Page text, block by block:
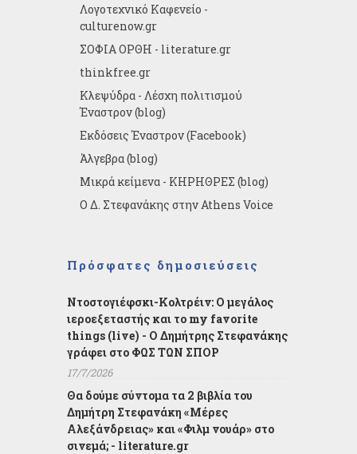
Λογοτεχνικό Καφενείο -
culturenow.gr
ΣΟΦΙΑ ΟΡΘΗ - literature.gr
thinkfree.gr
Κλεψύδρα - Λέσχη πολιτισμού
Έναστρον (blog)
Εκδόσεις Έναστρον (Facebook)
Άλγεβρα (blog)
Μικρά κείμενα - ΚΗΡΗΘΡΕΣ (blog)
Ο Δ. Στεφανάκης στην Athens Voice
Πρόσφατες δημοσιεύσεις
Ντοστογιέφσκι-Κολτρέιν: Ο μεγάλος
ιεροεξεταστής και το my favorite
things (live) - Ο Δημήτρης Στεφανάκης
γράφει στο ΦΩΣ ΤΩΝ ΣΠΟΡ
17/7/2026
Θα δούμε σύντομα τα 2 βιβλία του
Δημήτρη Στεφανάκη «Μέρες
Αλεξάνδρειας» και «Φιλμ νουάρ» στο
σινεμά; - literature.gr